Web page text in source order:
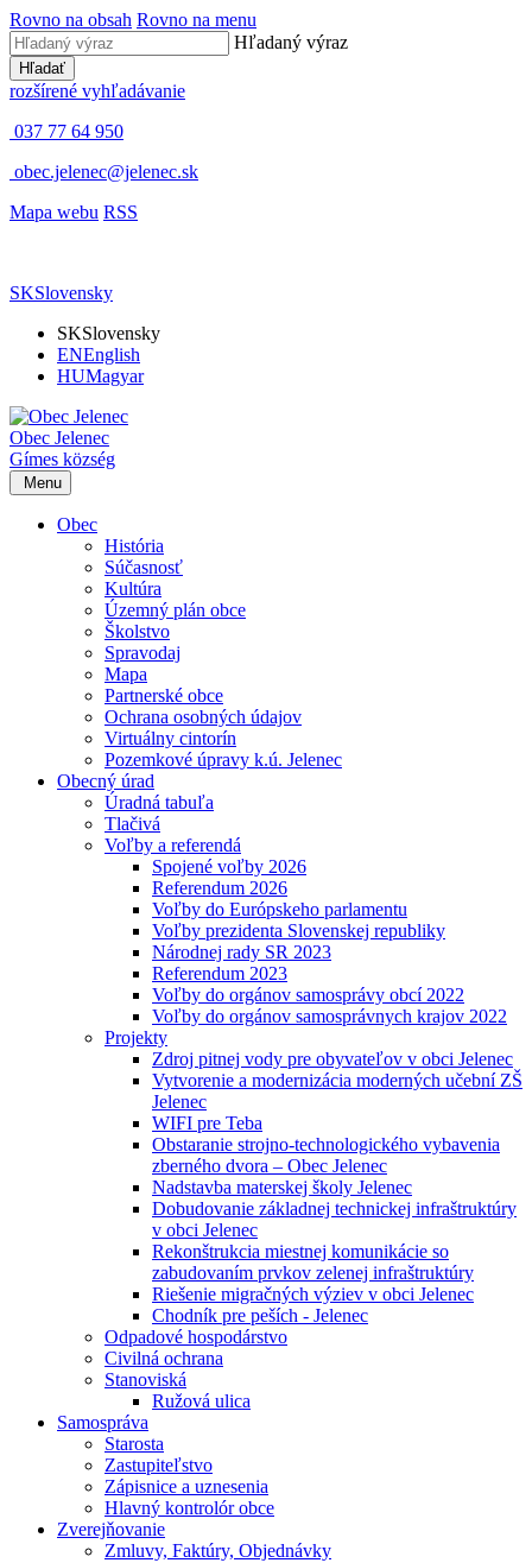
Rovno na obsah Rovno na menu
Hľadaný výraz
Hľadať
rozšírené vyhľadávanie
037 77 64 950
obec.jelenec@jelenec.sk
Mapa webu RSS
SKSlovensky
SKSlovensky
ENEnglish
HUMagyar
Obec Jelenec
Gímes község
Menu
Obec
História
Súčasnosť
Kultúra
Územný plán obce
Školstvo
Spravodaj
Mapa
Partnerské obce
Ochrana osobných údajov
Virtuálny cintorín
Pozemkové úpravy k.ú. Jelenec
Obecný úrad
Úradná tabuľa
Tlačivá
Voľby a referendá
Spojené voľby 2026
Referendum 2026
Voľby do Európskeho parlamentu
Voľby prezidenta Slovenskej republiky
Národnej rady SR 2023
Referendum 2023
Voľby do orgánov samosprávy obcí 2022
Voľby do orgánov samosprávnych krajov 2022
Projekty
Zdroj pitnej vody pre obyvateľov v obci Jelenec
Vytvorenie a modernizácia moderných učební ZŠ
Jelenec
WIFI pre Teba
Obstaranie strojno-technologického vybavenia
zberného dvora – Obec Jelenec
Nadstavba materskej školy Jelenec
Dobudovanie základnej technickej infraštruktúry
v obci Jelenec
Rekonštrukcia miestnej komunikácie so
zabudovaním prvkov zelenej infraštruktúry
Riešenie migračných výziev v obci Jelenec
Chodník pre peších - Jelenec
Odpadové hospodárstvo
Civilná ochrana
Stanoviská
Ružová ulica
Samospráva
Starosta
Zastupiteľstvo
Zápisnice a uznesenia
Hlavný kontrolór obce
Zverejňovanie
Zmluvy, Faktúry, Objednávky